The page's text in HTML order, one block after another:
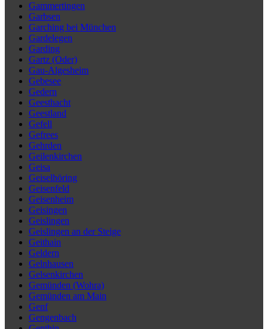
Gammertingen
Garbsen
Garching bei München
Gardelegen
Garding
Gartz (Oder)
Gau-Algesheim
Gebesee
Gedern
Geesthacht
Geestland
Gefell
Gefrees
Gehrden
Geilenkirchen
Geisa
Geiselhöring
Geisenfeld
Geisenheim
Geisingen
Geislingen
Geislingen an der Steige
Geithain
Geldern
Gelnhausen
Gelsenkirchen
Gemünden (Wohra)
Gemünden am Main
Genf
Gengenbach